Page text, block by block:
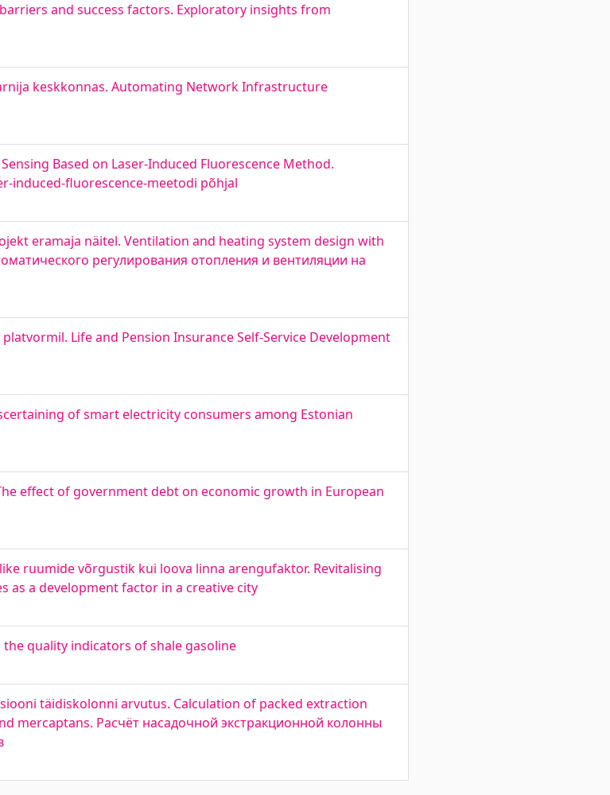
and success factors. Exploratory insights from
keskkonnas. Automating Network Infrastructure
Based on Laser-Induced Fluorescence Method.
induced-fluorescence-meetodi põhjal
eramaja näitel. Ventilation and heating system design with
регулирования отопления и вентиляции на
Life and Pension Insurance Self-Service Development
of smart electricity consumers among Estonian
effect of government debt on economic growth in European
ruumide võrgustik kui loova linna arengufaktor. Revitalising
as a development factor in a creative city
quality indicators of shale gasoline
täidiskolonni arvutus. Calculation of packed extraction
Расчёт насадочной экстракционной колонны